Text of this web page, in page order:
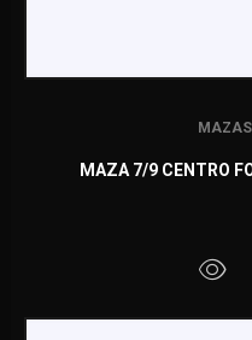
MAZA 7/9 CENTRO